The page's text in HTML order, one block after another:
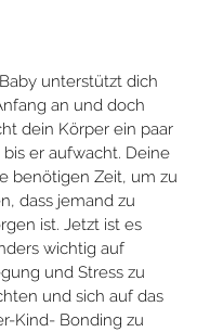
unterstützt dich
an und doch
dein Körper ein paar
bis er aufwacht. Deine
benötigen Zeit, um zu
dass jemand zu
ist. Jetzt ist es
wichtig auf
und Stress zu
und sich auf das
Kind- Bonding zu